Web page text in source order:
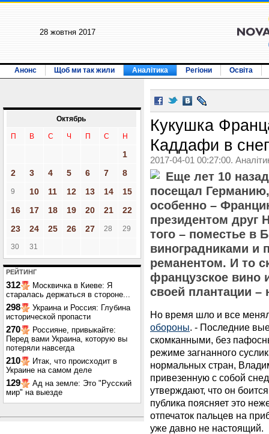
28 жовтня 2017
Анонс Щоб ми так жили Аналітика Регіони Освіта
Октябрь
П В С Ч П С Н
1
2
3 4 5 6 7 8
9 10 11 12 13 14
15
16
17 18 19 20 21
22
23
24 25 26 27 28 29
30 31
РЕЙТИНГ
312
Москвичка в Киеве: Я
старалась держаться в стороне...
298
Украина и Россия: Глубина
исторической пропасти
270
Россияне, привыкайте:
Перед вами Украина, которую вы
потеряли навсегда
210
Итак, что происходит в
Украине на самом деле
129
Ад на земле: Это "Русский
мир" на выезде
Кукушка
Каддафи в
2017-04-01 00:27:00.
Еще лет 10
посещал
особенно –
президентом друг
того – поместье в
виноградниками и
реманентом. И то
французское вино
своей плантации –
Но время шло и все
обороны. - Последние
скомканными, без
режиме загнанного
нормальных стран,
привезенную с собой
утверждают, что он
публика поясняет это
отпечаток пальцев на
уже давно не настоящий.